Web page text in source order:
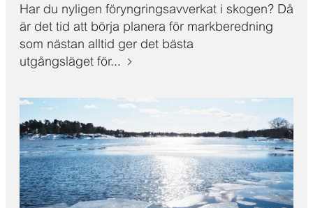
Har du nyligen föryngringsavverkat i skogen? Då
är det tid att börja planera för markberedning
som nästan alltid ger det bästa
utgångsläget för...